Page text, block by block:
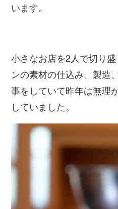
います。
小さなお店を2人で切り
ンの素材の仕込み、製造
事をしていて昨年は無理
していました。